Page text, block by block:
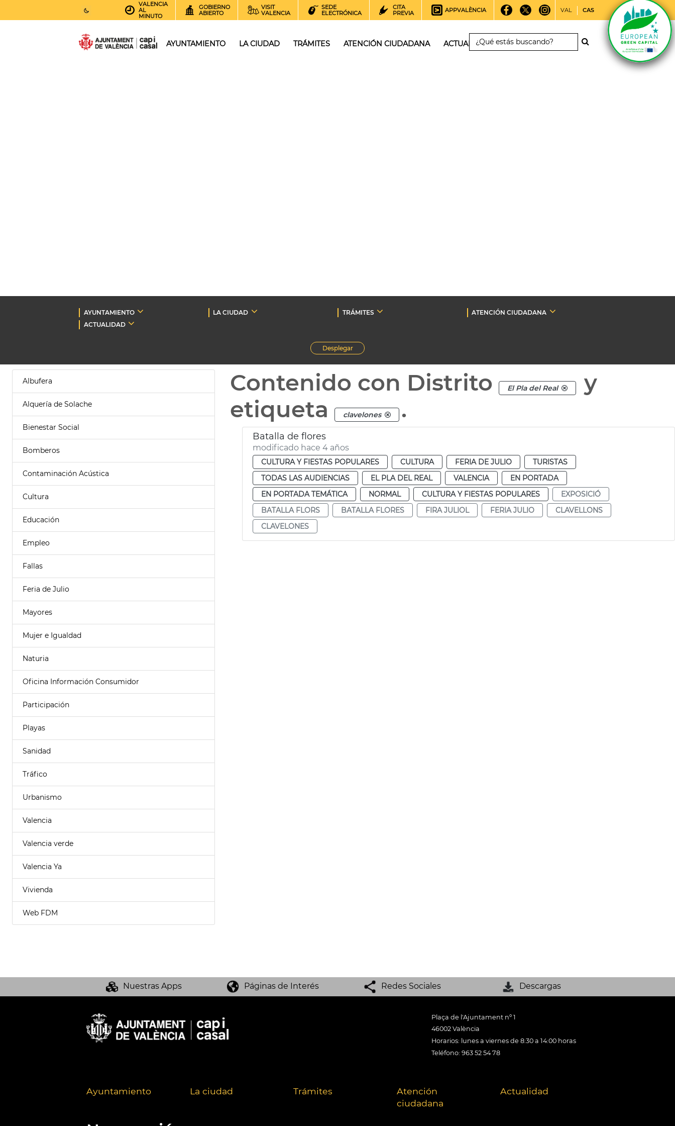
AEMET.GRADOS
VALENCIA
AL
MINUTO
GOBIERNO
ABIERTO
VISIT
VALENCIA
SEDE
ELECTRÓNICA
CITA
PREVIA
APPVALÈNCIA VAL CAS
AYUNTAMIENTO LA CIUDAD TRÁMITES ATENCIÓN CIUDADANA ACTUALIDAD
AYUNTAMIENTO LA CIUDAD TRÁMITES
ATENCIÓN CIUDADANA
ACTUALIDAD
Desplegar
Albufera
Alquería de Solache
Bienestar Social
Bomberos
Contaminación Acústica
Cultura
Educación
Empleo
Fallas
Feria de Julio
Mayores
Mujer e Igualdad
Naturia
Oficina Información Consumidor
Participación
Playas
Sanidad
Tráfico
Urbanismo
Valencia
Valencia verde
Valencia Ya
Vivienda
Web FDM
Contenido con Distrito El Pla del Real
y
etiqueta
clavelones .
Batalla de flores
modificado hace 4 años
CULTURA Y FIESTAS POPULARES CULTURA FERIA DE JULIO
TURISTAS
TODAS LAS AUDIENCIAS
EL PLA DEL REAL VALENCIA
EN PORTADA
EN PORTADA TEMÁTICA
NORMAL CULTURA Y FIESTAS POPULARES
EXPOSICIÓ
BATALLA FLORS
BATALLA FLORES FIRA JULIOL FERIA JULIO
CLAVELLONS
CLAVELONES
Nuestras Apps Páginas de Interés Redes Sociales Descargas
Plaça de l'Ajuntament nº 1
46002 València
Horarios: lunes a viernes de 8:30 a 14:00 horas
Teléfono: 963 52 54 78
Ayuntamiento La ciudad Trámites
Atención
ciudadana
Actualidad